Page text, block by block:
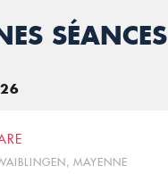
SÉANCES
MAYENNE